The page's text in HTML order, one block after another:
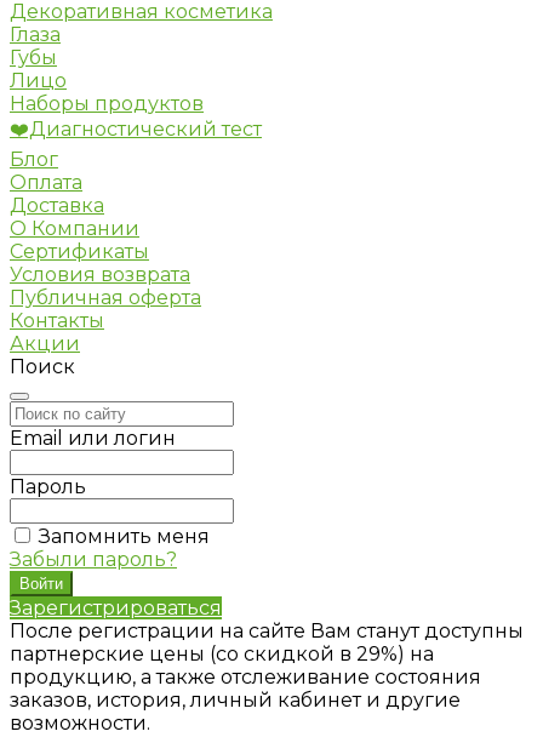
Декоративная косметика
Глаза
Губы
Лицо
Наборы продуктов
❤️Диагностический тест
Блог
Оплата
Доставка
О Компании
Сертификаты
Условия возврата
Публичная оферта
Контакты
Акции
Поиск
Email или логин
Пароль
Запомнить меня
Забыли пароль?
Зарегистрироваться
После регистрации на сайте Вам станут доступны
партнерские цены (со скидкой в 29%) на
продукцию, а также отслеживание состояния
заказов, история, личный кабинет и другие
возможности.